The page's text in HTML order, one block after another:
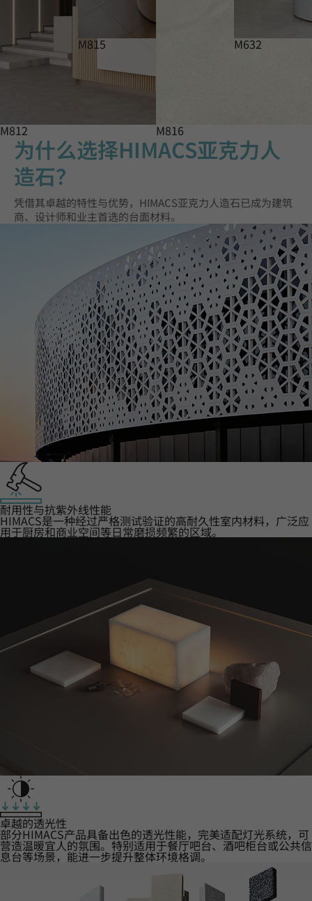
M812
M815
M816
M632
为什么选择HIMACS亚克力人
造石？
凭借其卓越的特性与优势，HIMACS亚克力人造石已成为建筑
商、设计师和业主首选的台面材料。
耐用性与抗紫外线性能
HIMACS是一种经过严格测试验证的高耐久性室内材料，广泛应
用于厨房和商业空间等日常磨损频繁的区域。
卓越的透光性
部分HIMACS产品具备出色的透光性能，完美适配灯光系统，可
营造温暖宜人的氛围。特别适用于餐厅吧台、酒吧柜台或公共信
息台等场景，能进一步提升整体环境格调。